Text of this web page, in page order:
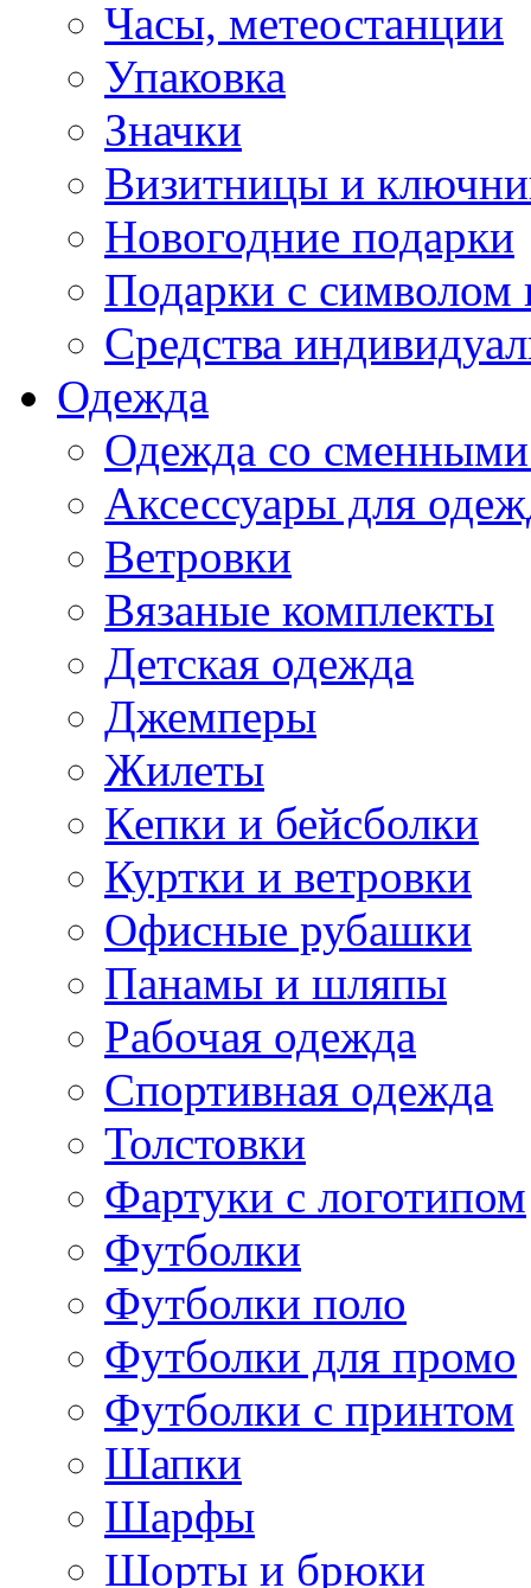
Часы, метеостанции
Упаковка
Значки
Визитницы и
Новогодние подарки
Подарки с символом
Средства
Одежда
Одежда со сменными
Аксессуары для
Ветровки
Вязаные комплекты
Детская одежда
Джемперы
Жилеты
Кепки и бейсболки
Куртки и ветровки
Офисные рубашки
Панамы и шляпы
Рабочая одежда
Спортивная одежда
Толстовки
Фартуки с логотипом
Футболки
Футболки поло
Футболки для промо
Футболки с принтом
Шапки
Шарфы
Шорты и брюки